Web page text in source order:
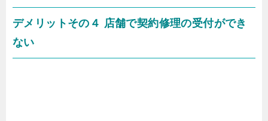
デメリットその４ 店舗で契約修理の受付ができ
ない